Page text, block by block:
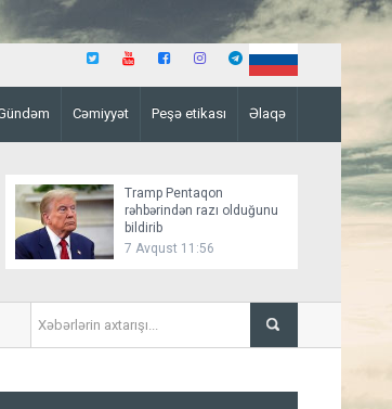
Cəmiyyət Peşə etikası Əlaqə
Tramp Pentaqon
rəhbərindən razı olduğunu
bildirib
7 Avqust 11:56
Mirziyoyev və Tramp
ediblər